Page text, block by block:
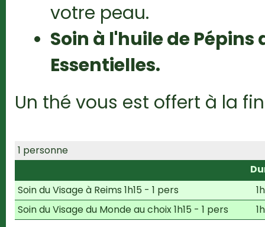
votre peau.
Soin à l'huile de Pépins
Essentielles.
Un thé vous est offert à la
1 personne
Soin du Visage à Reims 1h15 - 1 pers
Soin du Visage du Monde au choix 1h15 - 1 pers